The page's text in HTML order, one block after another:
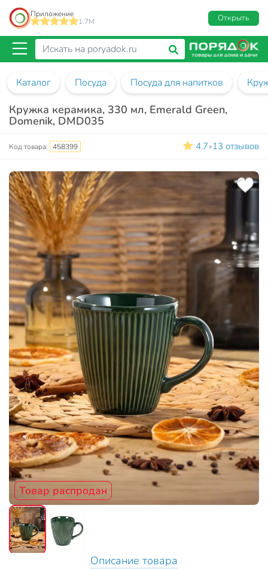
Приложение
1.7M
Открыть
Каталог Посуда Посуда для напитков
Кружка керамика, 330 мл, Emerald Green,
Domenik, DMD035
Код товара: 458399 4.7•13 отзывов
Товар распродан
Описание товара